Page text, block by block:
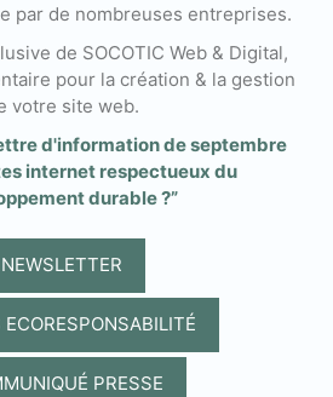
par de nombreuses entreprises.
de SOCOTIC Web & Digital,
pour la création & la gestion
votre site web.
d'information de septembre
internet respectueux du
durable ?”
NEWSLETTER
ECORESPONSABILITÉ
PRESSE